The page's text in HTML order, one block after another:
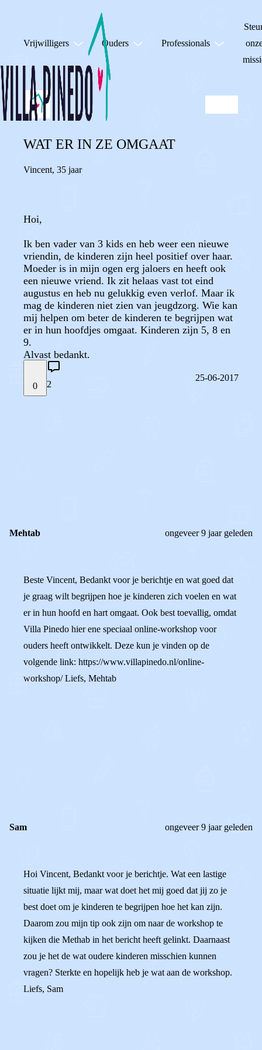
Vrijwilligers Ouders Professionals
WAT ER IN ZE OMGAAT
Vincent, 35 jaar
Hoi,
Ik ben vader van 3 kids en heb weer een nieuwe
vriendin, de kinderen zijn heel positief over haar.
Moeder is in mijn ogen erg jaloers en heeft ook
een nieuwe vriend. Ik zit helaas vast tot eind
augustus en heb nu gelukkig even verlof. Maar ik
mag de kinderen niet zien van jeugdzorg. Wie kan
mij helpen om beter de kinderen te begrijpen wat
er in hun hoofdjes omgaat. Kinderen zijn 5, 8 en
9.
Alvast bedankt.
0 2
25-06-2017
Mehtab ongeveer 9 jaar geleden
Beste Vincent, Bedankt voor je berichtje en wat goed dat
je graag wilt begrijpen hoe je kinderen zich voelen en wat
er in hun hoofd en hart omgaat. Ook best toevallig, omdat
Villa Pinedo hier ene speciaal online-workshop voor
ouders heeft ontwikkelt. Deze kun je vinden op de
volgende link: https://www.villapinedo.nl/online-
workshop/ Liefs, Mehtab
Sam ongeveer 9 jaar geleden
Hoi Vincent, Bedankt voor je berichtje. Wat een lastige
situatie lijkt mij, maar wat doet het mij goed dat jij zo je
best doet om je kinderen te begrijpen hoe het kan zijn.
Daarom zou mijn tip ook zijn om naar de workshop te
kijken die Methab in het bericht heeft gelinkt. Daarnaast
zou je het de wat oudere kinderen misschien kunnen
vragen? Sterkte en hopelijk heb je wat aan de workshop.
Liefs, Sam